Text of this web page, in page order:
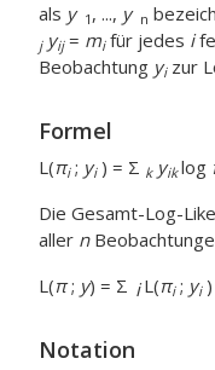
als y 1, ..., y n
j yij = mi für jedes i
Beobachtung yi zur
Formel
L(πi ; yi ) = Σ k yiklog
Die Gesamt-Log-
aller n
L(π; y) = Σ iL(πi ; yi )
Notation